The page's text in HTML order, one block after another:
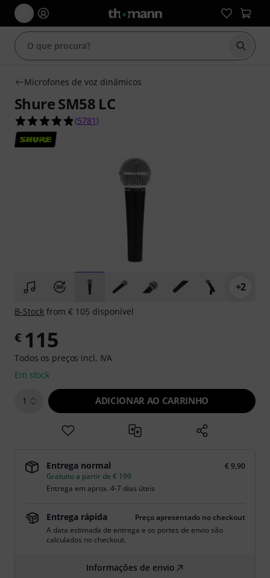
Iniciar
Microfones de voz dinâmicos
Shure SM58 LC
4.8 de 5 estrelas de 5781 avaliações de clientes
(5781 )
+2
B-Stock from € 105 disponível
€ 115
Todos os preços incl. IVA
Em stock
1 ADICIONAR AO CARRINHO
Entrega normal
€ 9,90
Gratuito a partir de € 199
Entrega em aprox. 4-7 dias úteis
Entrega rápida
Preço apresentado no checkout
A data estimada de entrega e os portes de envio são
calculados no checkout.
Informações de envio